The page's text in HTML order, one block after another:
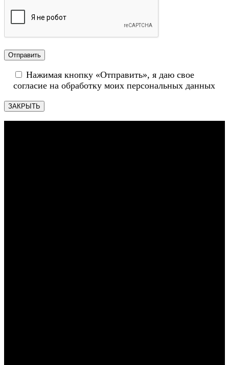
Нажимая кнопку «Отправить», я даю свое
согласие на обработку моих персональных данных
ЗАКРЫТЬ